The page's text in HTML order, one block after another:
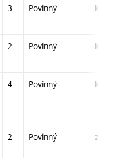
3 Povinný - kl
2 Povinný - kl
4 Povinný - kl
2 Povinný - zá